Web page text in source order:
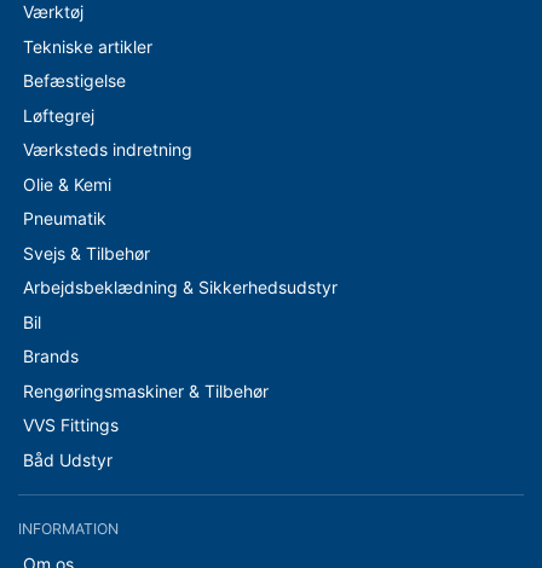
Værktøj
Tekniske artikler
Befæstigelse
Løftegrej
Værksteds indretning
Olie & Kemi
Pneumatik
Svejs & Tilbehør
Arbejdsbeklædning & Sikkerhedsudstyr
Bil
Brands
Rengøringsmaskiner & Tilbehør
VVS Fittings
Båd Udstyr
INFORMATION
Om os